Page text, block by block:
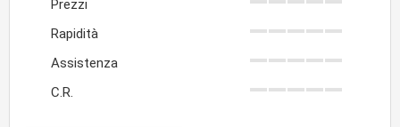
Prezzi
Rapidità
Assistenza
C.R.